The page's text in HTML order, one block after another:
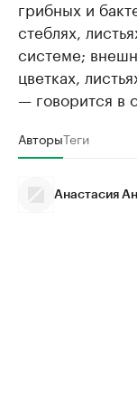
грибных и
стеблях,
системе;
цветках,
— говорится в
АвторыТеги
Анастасия